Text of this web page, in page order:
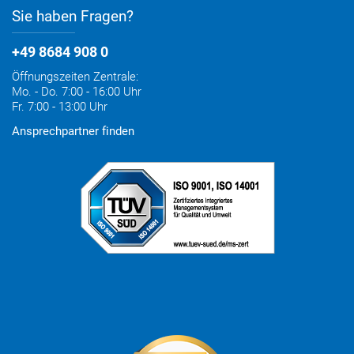
Sie haben Fragen?
+49 8684 908 0
Öffnungszeiten Zentrale:
Mo. - Do. 7:00 - 16:00 Uhr
Fr. 7:00 - 13:00 Uhr
Ansprechpartner finden